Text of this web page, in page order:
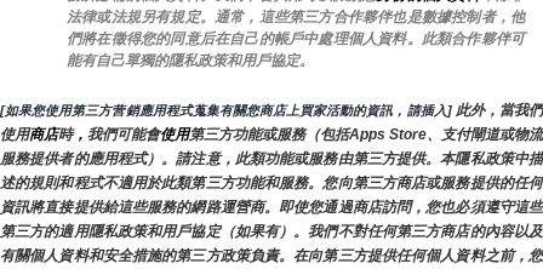
法律或法規另有規定。通常，這些第三方合作夥伴也是數據控制者，他
們將在徵得您的同意后在自己的帳戶中處理個人資料。此類合作夥伴可
能有自己單獨的隱私政策和用戶協定。
[如果您使用第三方营銷應用程式蒐集有關您商店上買家活動的資訊，請插入] 此外，當我們
使用商店時， 我們可能會使用第三方功能或服務（包括Apps Store、支付閘道或物流
服務提供者的應用程式）。請注意，此類功能或服務由第三方提供。本隱私政策中描
述的規則和程式不適用於此類第三方功能和服務。您向第三方商店或服務提供的任何
資訊將直接提供給這些服務的網路運營商。即使您通過商店訪問，您也必須遵守這些
第三方的適用隱私政策和用戶協定（如果有）。我們不對任何第三方商店的內容以及
有關個人資料和安全措施的第三方政策負責。在向第三方提供任何個人資料之前，您